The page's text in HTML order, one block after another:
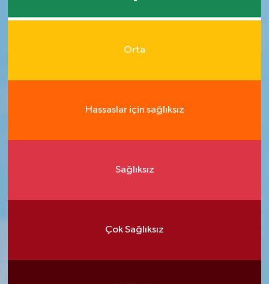
Orta
Hassaslar için sağlıksız
Sağlıksız
Çok Sağlıksız